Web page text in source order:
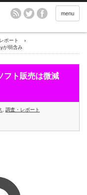
menu
ポート
が弱含み
フト販売は微減
調査・レポート